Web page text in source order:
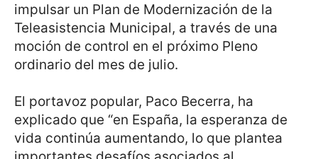
impulsar un Plan de Modernización de la
Teleasistencia Municipal, a través de una
moción de control en el próximo Pleno
ordinario del mes de julio.
El portavoz popular, Paco Becerra, ha
explicado que “en España, la esperanza de
vida continúa aumentando, lo que plantea